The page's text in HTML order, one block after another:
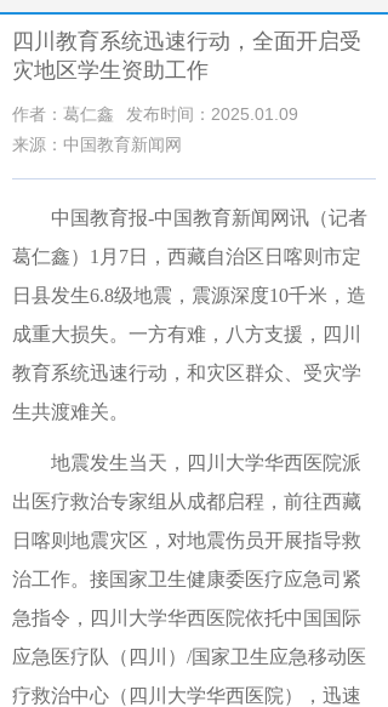
四川教育系统迅速行动，全面开启受
灾地区学生资助工作
作者：葛仁鑫
发布时间：2025.01.09
来源：中国教育新闻网
中国教育报-中国教育新闻网讯（记者
葛仁鑫）1月7日，西藏自治区日喀则市定
日县发生6.8级地震，震源深度10千米，造
成重大损失。一方有难，八方支援，四川
教育系统迅速行动，和灾区群众、受灾学
生共渡难关。
地震发生当天，四川大学华西医院派
出医疗救治专家组从成都启程，前往西藏
日喀则地震灾区，对地震伤员开展指导救
治工作。接国家卫生健康委医疗应急司紧
急指令，四川大学华西医院依托中国国际
应急医疗队（四川）/国家卫生应急移动医
疗救治中心（四川大学华西医院），迅速